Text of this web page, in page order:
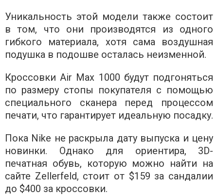
Уникальность этой модели также состоит
в том, что они производятся из одного
гибкого материала, хотя сама воздушная
подушка в подошве осталась неизменной.
Кроссовки Air Max 1000 будут подгоняться
по размеру стопы покупателя с помощью
специального сканера перед процессом
печати, что гарантирует идеальную посадку.
Пока Nike не раскрыла дату выпуска и цену
новинки. Однако для ориентира, 3D-
печатная обувь, которую можно найти на
сайте Zellerfeld, стоит от $159 за сандалии
до $400 за кроссовки.